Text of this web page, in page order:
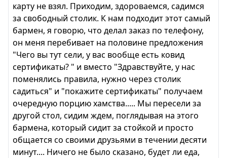
карту не взял. Приходим, здороваемся, садимся
за свободный столик. К нам подходит этот самый
бармен, я говорю, что делал заказ по телефону,
он меня перебивает на половине предложения
"Чего вы тут сели, у вас вообще есть ковид
сертификаты? " и вместо "Здравствуйте, у нас
поменялись правила, нужно через столик
садиться" и "покажите сертификаты" получаем
очередную порцию хамства..... Мы пересели за
другой стол, сидим ждем, поглядывая на этого
бармена, который сидит за стойкой и просто
общается со своими друзьями в течении десяти
минут.... Ничего не было сказано, будет ли еда,